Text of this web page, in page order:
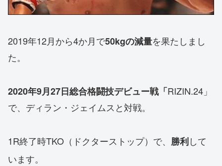
2019年12月から4か月で50kgの減量を果たしまし
た。
2020年9月27日総合格闘技デビュー戦「RIZIN.24」
で、ディラン・ジェイムスと対戦。
1R終了時TKO（ドクターストップ）で、 勝利して
います。